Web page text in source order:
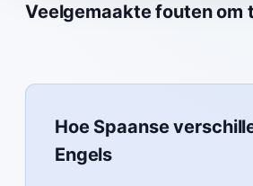
Veelgemaakte fouten om
Hoe Spaanse
Engels